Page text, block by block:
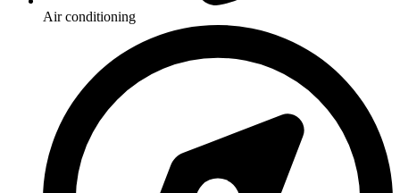
Air conditioning